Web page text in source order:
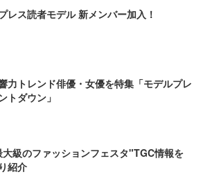
レス読者モデル 新メンバー加入！
力トレンド俳優・女優を特集「モデルプレ
トダウン」
級のファッションフェスタ"TGC情報を
紹介